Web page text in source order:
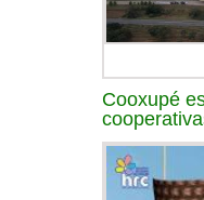
Cooxupé